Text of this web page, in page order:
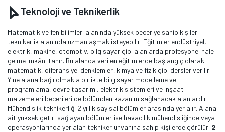
Teknoloji ve Teknikerlik
Matematik ve fen bilimleri alanında yüksek beceriye sahip kişiler
teknikerlik alanında uzmanlaşmak isteyebilir. Eğitimler endüstriyel,
elektrik, makine, otomotiv, bilgisayar gibi alanlarda profesyonel hale
gelme imkânı tanır. Bu alanda verilen eğitimlerde başlangıç olarak
matematik, diferansiyel denklemler, kimya ve fizik gibi dersler verilir.
Yine alana bağlı olmakla birlikte bilgisayar modelleme ve
programlama, devre tasarımı, elektrik sistemleri ve inşaat
malzemeleri becerileri de bölümden kazanım sağlanacak alanlardır.
Mühendislik teknikerliği 2 yıllık sayısal bölümler arasında yer alır. Alana
ait yüksek getiri sağlayan bölümler ise havacılık mühendisliğinde veya
operasyonlarında yer alan tekniker unvanına sahip kişilerde görülür. 2